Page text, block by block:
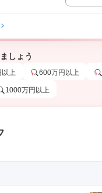
しょう
以上 600万円以上
1000万円以上